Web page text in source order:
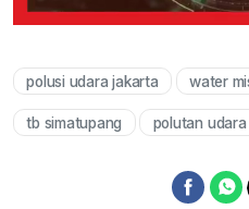
polusi udara jakarta water
tb simatupang polutan udara